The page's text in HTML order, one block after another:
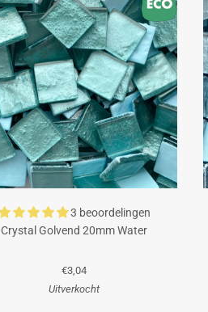
3 beoordelingen
Crystal Golvend 20mm Water
€3,04
Uitverkocht